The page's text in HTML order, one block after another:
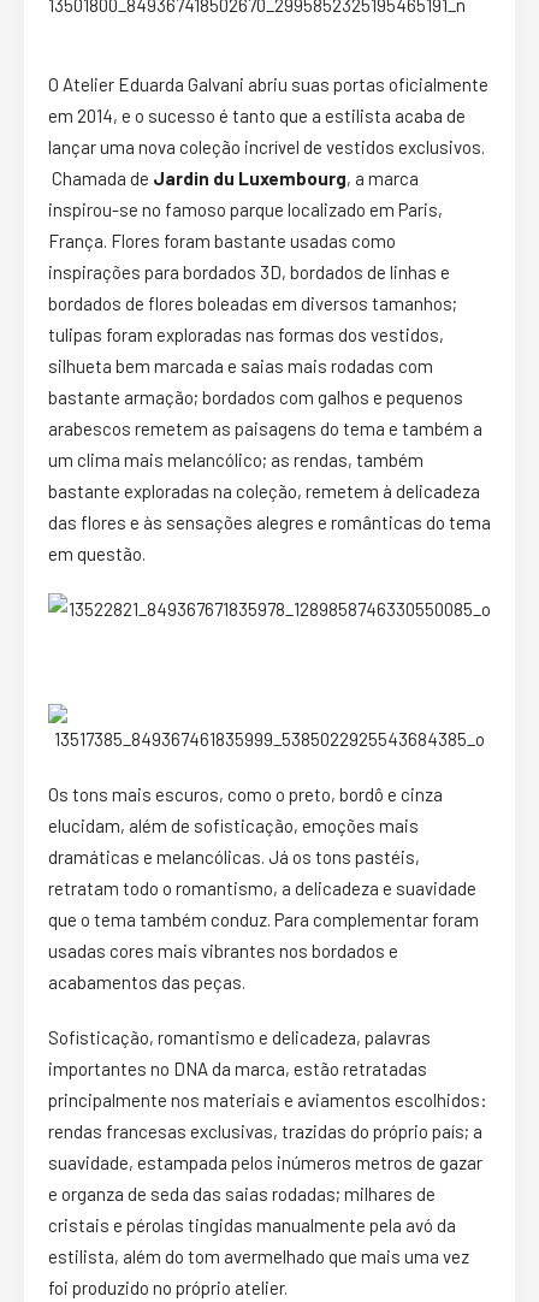
O Atelier Eduarda Galvani abriu suas portas oficialmente
em 2014, e o sucesso é tanto que a estilista acaba de
lançar uma nova coleção incrível de vestidos exclusivos.
Chamada de Jardin du Luxembourg, a marca
inspirou-se no famoso parque localizado em Paris,
França. Flores foram bastante usadas como
inspirações para bordados 3D, bordados de linhas e
bordados de flores boleadas em diversos tamanhos;
tulipas foram exploradas nas formas dos vestidos,
silhueta bem marcada e saias mais rodadas com
bastante armação; bordados com galhos e pequenos
arabescos remetem as paisagens do tema e também a
um clima mais melancólico; as rendas, também
bastante exploradas na coleção, remetem à delicadeza
das flores e às sensações alegres e românticas do tema
em questão.
Os tons mais escuros, como o preto, bordô e cinza
elucidam, além de sofisticação, emoções mais
dramáticas e melancólicas. Já os tons pastéis,
retratam todo o romantismo, a delicadeza e suavidade
que o tema também conduz. Para complementar foram
usadas cores mais vibrantes nos bordados e
acabamentos das peças.
Sofisticação, romantismo e delicadeza, palavras
importantes no DNA da marca, estão retratadas
principalmente nos materiais e aviamentos escolhidos:
rendas francesas exclusivas, trazidas do próprio país; a
suavidade, estampada pelos inúmeros metros de gazar
e organza de seda das saias rodadas; milhares de
cristais e pérolas tingidas manualmente pela avó da
estilista, além do tom avermelhado que mais uma vez
foi produzido no próprio atelier.